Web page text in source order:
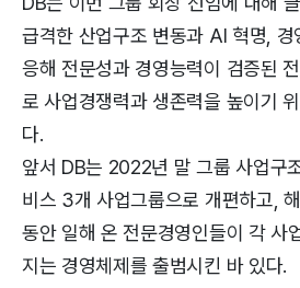
급격한 산업구조 변동과 AI 혁명, 경
응해 전문성과 경영능력이 검증된
로 사업경쟁력과 생존력을 높이기
다.
앞서 DB는 2022년 말 그룹 사업구
비스 3개 사업그룹으로 개편하고,
동안 일해 온 전문경영인들이 각 사
지는 경영체제를 출범시킨 바 있다.